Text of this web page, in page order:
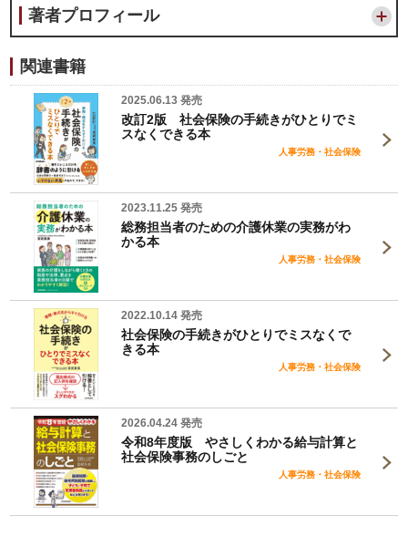
著者プロフィール
関連書籍
2025.06.13 発売
改訂2版 社会保険の手続きがひとりでミ
スなくできる本
人事労務・社会保険
2023.11.25 発売
総務担当者のための介護休業の実務がわ
かる本
人事労務・社会保険
2022.10.14 発売
社会保険の手続きがひとりでミスなくで
きる本
人事労務・社会保険
2026.04.24 発売
令和8年度版 やさしくわかる給与計算と
社会保険事務のしごと
人事労務・社会保険